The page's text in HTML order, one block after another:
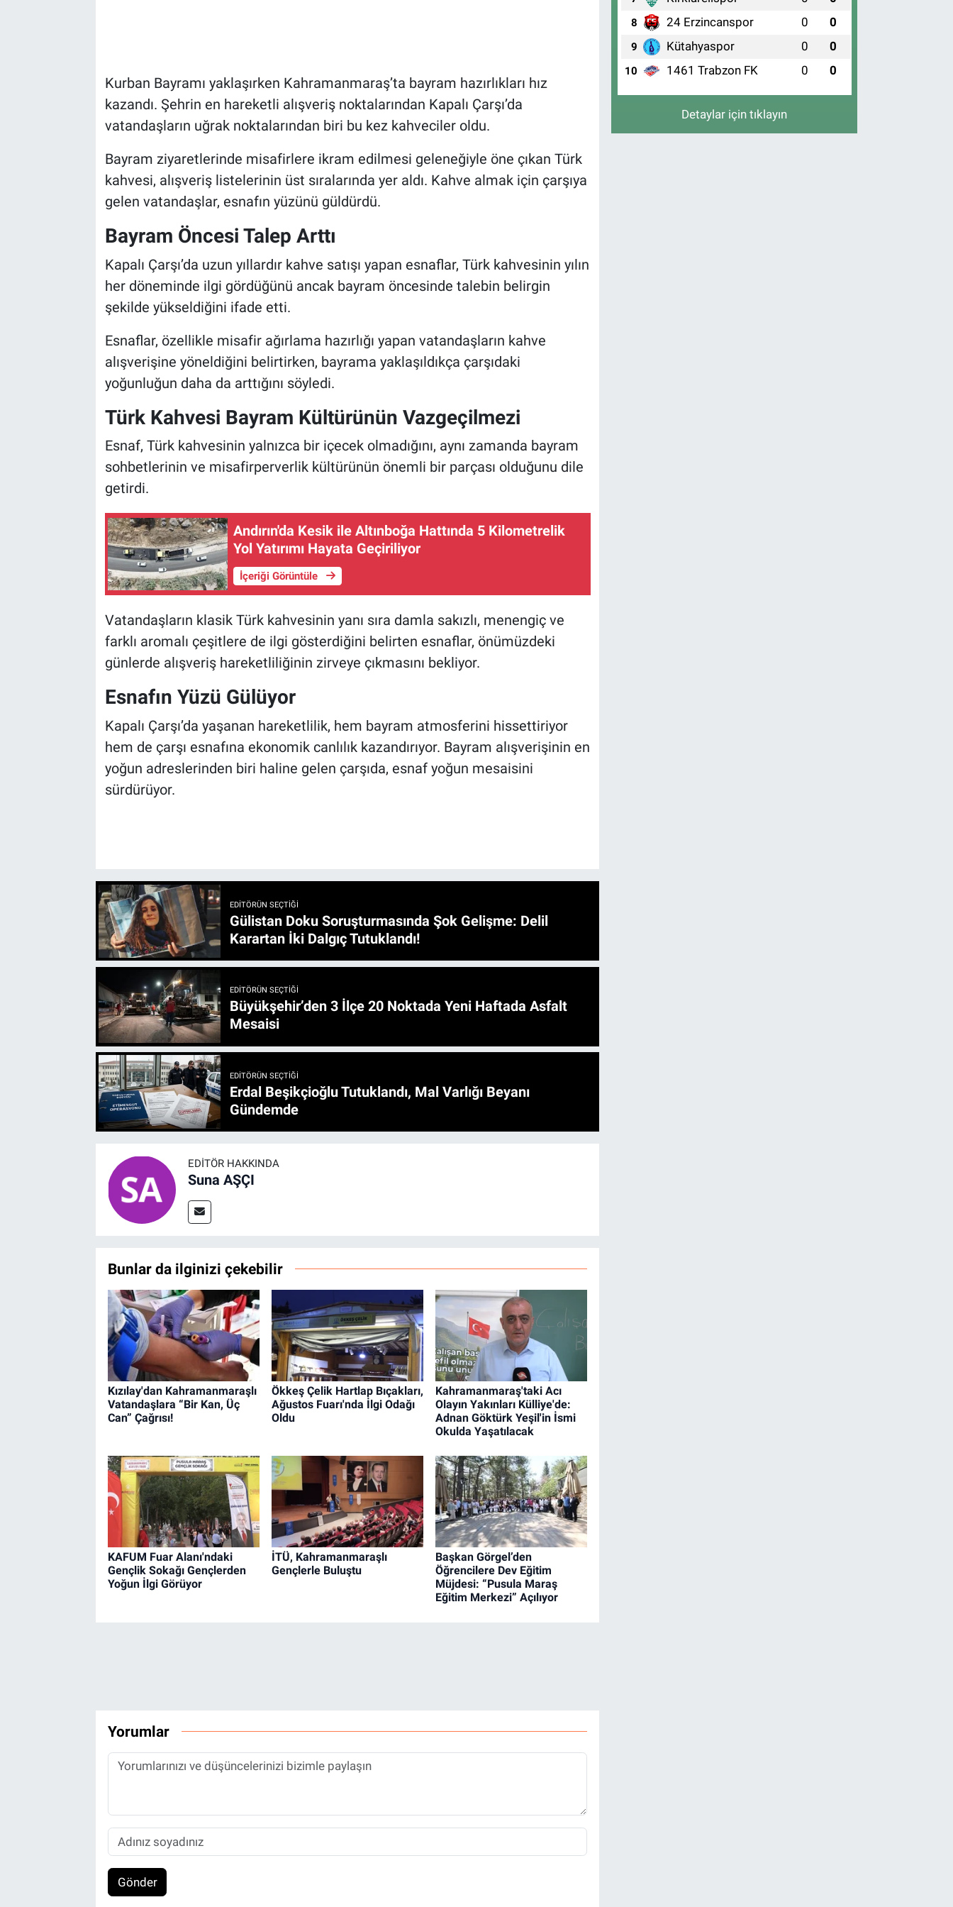
Kurban Bayramı yaklaşırken Kahramanmaraş’ta bayram hazırlıkları hız
kazandı. Şehrin en hareketli alışveriş noktalarından Kapalı Çarşı’da
vatandaşların uğrak noktalarından biri bu kez kahveciler oldu.
Bayram ziyaretlerinde misafirlere ikram edilmesi geleneğiyle öne çıkan Türk
kahvesi, alışveriş listelerinin üst sıralarında yer aldı. Kahve almak için çarşıya
gelen vatandaşlar, esnafın yüzünü güldürdü.
Bayram Öncesi Talep Arttı
Kapalı Çarşı’da uzun yıllardır kahve satışı yapan esnaflar, Türk kahvesinin yılın
her döneminde ilgi gördüğünü ancak bayram öncesinde talebin belirgin
şekilde yükseldiğini ifade etti.
Esnaflar, özellikle misafir ağırlama hazırlığı yapan vatandaşların kahve
alışverişine yöneldiğini belirtirken, bayrama yaklaşıldıkça çarşıdaki
yoğunluğun daha da arttığını söyledi.
Türk Kahvesi Bayram Kültürünün Vazgeçilmezi
Esnaf, Türk kahvesinin yalnızca bir içecek olmadığını, aynı zamanda bayram
sohbetlerinin ve misafirperverlik kültürünün önemli bir parçası olduğunu dile
getirdi.
Andırın'da Kesik ile Altınboğa Hattında 5 Kilometrelik
Yol Yatırımı Hayata Geçiriliyor
İçeriği Görüntüle
Vatandaşların klasik Türk kahvesinin yanı sıra damla sakızlı, menengiç ve
farklı aromalı çeşitlere de ilgi gösterdiğini belirten esnaflar, önümüzdeki
günlerde alışveriş hareketliliğinin zirveye çıkmasını bekliyor.
Esnafın Yüzü Gülüyor
Kapalı Çarşı’da yaşanan hareketlilik, hem bayram atmosferini hissettiriyor
hem de çarşı esnafına ekonomik canlılık kazandırıyor. Bayram alışverişinin en
yoğun adreslerinden biri haline gelen çarşıda, esnaf yoğun mesaisini
sürdürüyor.
EDITÖRÜN SEÇTIĞI
Gülistan Doku Soruşturmasında Şok Gelişme: Delil
Karartan İki Dalgıç Tutuklandı!
EDITÖRÜN SEÇTIĞI
Büyükşehir’den 3 İlçe 20 Noktada Yeni Haftada Asfalt
Mesaisi
EDITÖRÜN SEÇTIĞI
Erdal Beşikçioğlu Tutuklandı, Mal Varlığı Beyanı
Gündemde
EDITÖR HAKKINDA
Suna AŞÇI
Bunlar da ilginizi çekebilir
Kızılay'dan Kahramanmaraşlı
Vatandaşlara “Bir Kan, Üç
Can” Çağrısı!
Ökkeş Çelik Hartlap Bıçakları,
Ağustos Fuarı'nda İlgi Odağı
Oldu
Kahramanmaraş'taki Acı
Olayın Yakınları Külliye'de:
Adnan Göktürk Yeşil'in İsmi
Okulda Yaşatılacak
KAFUM Fuar Alanı'ndaki
Gençlik Sokağı Gençlerden
Yoğun İlgi Görüyor
İTÜ, Kahramanmaraşlı
Gençlerle Buluştu
Başkan Görgel’den
Öğrencilere Dev Eğitim
Müjdesi: “Pusula Maraş
Eğitim Merkezi” Açılıyor
Yorumlar
Gönder
8 24 Erzincanspor 0 0
9 Kütahyaspor 0 0
10 1461 Trabzon FK 0 0
Detaylar için tıklayın